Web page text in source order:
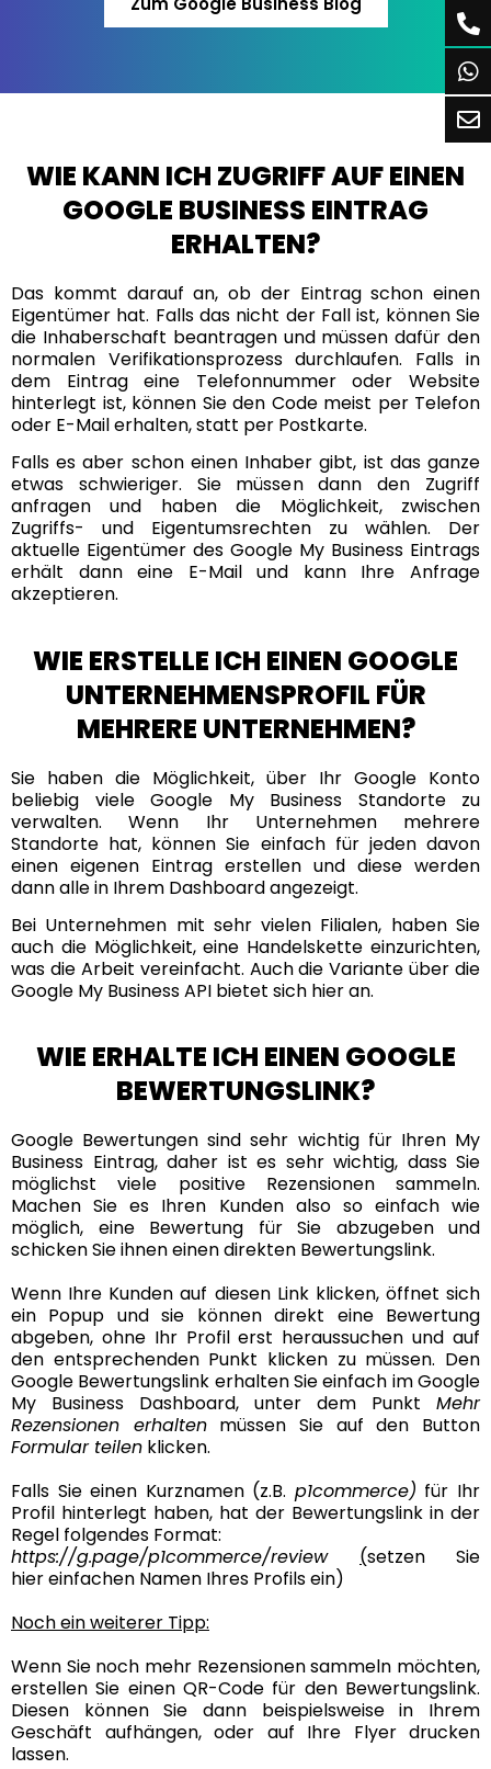
WIE KANN ICH ZUGRIFF AUF EINEN
GOOGLE BUSINESS EINTRAG
ERHALTEN?
Das kommt darauf an, ob der Eintrag schon einen
Eigentümer hat. Falls das nicht der Fall ist, können Sie
die Inhaberschaft beantragen und müssen dafür den
normalen Verifikationsprozess durchlaufen. Falls in
dem Eintrag eine Telefonnummer oder Website
hinterlegt ist, können Sie den Code meist per Telefon
oder E-Mail erhalten, statt per Postkarte.
Falls es aber schon einen Inhaber gibt, ist das ganze
etwas schwieriger. Sie müssen dann den Zugriff
anfragen und haben die Möglichkeit, zwischen
Zugriffs- und Eigentumsrechten zu wählen. Der
aktuelle Eigentümer des Google My Business Eintrags
erhält dann eine E-Mail und kann Ihre Anfrage
akzeptieren.
WIE ERSTELLE ICH EINEN GOOGLE
UNTERNEHMENSPROFIL FÜR
MEHRERE UNTERNEHMEN?
Sie haben die Möglichkeit, über Ihr Google Konto
beliebig viele Google My Business Standorte zu
verwalten. Wenn Ihr Unternehmen mehrere
Standorte hat, können Sie einfach für jeden davon
einen eigenen Eintrag erstellen und diese werden
dann alle in Ihrem Dashboard angezeigt.
Bei Unternehmen mit sehr vielen Filialen, haben Sie
auch die Möglichkeit, eine Handelskette einzurichten,
was die Arbeit vereinfacht. Auch die Variante über die
Google My Business API bietet sich hier an.
WIE ERHALTE ICH EINEN GOOGLE
BEWERTUNGSLINK?
Google Bewertungen sind sehr wichtig für Ihren My
Business Eintrag, daher ist es sehr wichtig, dass Sie
möglichst viele positive Rezensionen sammeln.
Machen Sie es Ihren Kunden also so einfach wie
möglich, eine Bewertung für Sie abzugeben und
schicken Sie ihnen einen direkten Bewertungslink.
Wenn Ihre Kunden auf diesen Link klicken, öffnet sich
ein Popup und sie können direkt eine Bewertung
abgeben, ohne Ihr Profil erst heraussuchen und auf
den entsprechenden Punkt klicken zu müssen. Den
Google Bewertungslink erhalten Sie einfach im Google
My Business Dashboard, unter dem Punkt Mehr
Rezensionen erhaltenmüssen Sie auf den Button
Formular teilen klicken.
Falls Sie einen Kurznamen (z.B. p1commerce) für Ihr
Profil hinterlegt haben, hat der Bewertungslink in der
Regel folgendes Format:
https://g.page/p1commerce/review (setzen Sie
hier einfachen Namen Ihres Profils ein)
Noch ein weiterer Tipp:
Wenn Sie noch mehr Rezensionen sammeln möchten,
erstellen Sie einen QR-Code für den Bewertungslink.
Diesen können Sie dann beispielsweise in Ihrem
Geschäft aufhängen, oder auf Ihre Flyer drucken
lassen.